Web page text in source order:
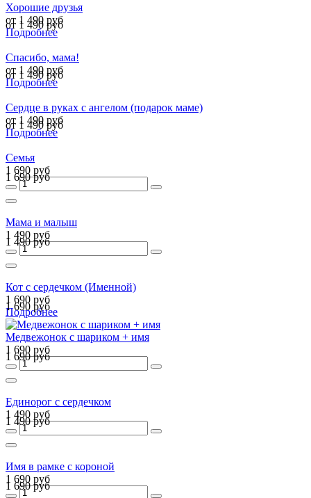
Хорошие друзья
от 1 490 руб
от 1 490 руб
Подробнее
Спасибо, мама!
от 1 490 руб
от 1 490 руб
Подробнее
Сердце в руках с ангелом (подарок маме)
от 1 490 руб
от 1 490 руб
Подробнее
Семья
1 690 руб
1 690 руб
Мама и малыш
1 490 руб
1 490 руб
Кот с сердечком (Именной)
1 690 руб
1 690 руб
Подробнее
Медвежонок с шариком + имя
1 690 руб
1 690 руб
Единорог с сердечком
1 490 руб
1 490 руб
Имя в рамке с короной
1 690 руб
1 690 руб